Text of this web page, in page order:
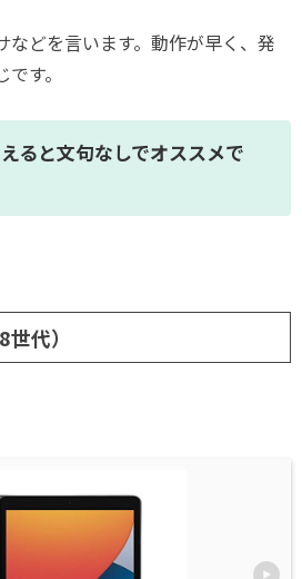
どを言います。動作が早く、発
す。
ると文句なしでオススメで
代）